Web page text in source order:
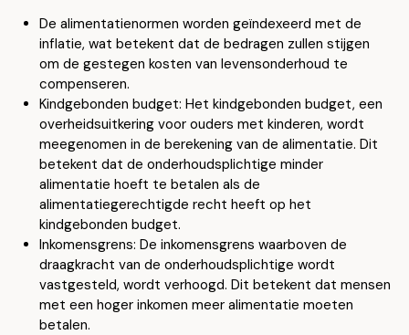
De alimentatienormen worden geïndexeerd met de
inflatie, wat betekent dat de bedragen zullen stijgen
om de gestegen kosten van levensonderhoud te
compenseren.
Kindgebonden budget: Het kindgebonden budget, een
overheidsuitkering voor ouders met kinderen, wordt
meegenomen in de berekening van de alimentatie. Dit
betekent dat de onderhoudsplichtige minder
alimentatie hoeft te betalen als de
alimentatiegerechtigde recht heeft op het
kindgebonden budget.
Inkomensgrens: De inkomensgrens waarboven de
draagkracht van de onderhoudsplichtige wordt
vastgesteld, wordt verhoogd. Dit betekent dat mensen
met een hoger inkomen meer alimentatie moeten
betalen.